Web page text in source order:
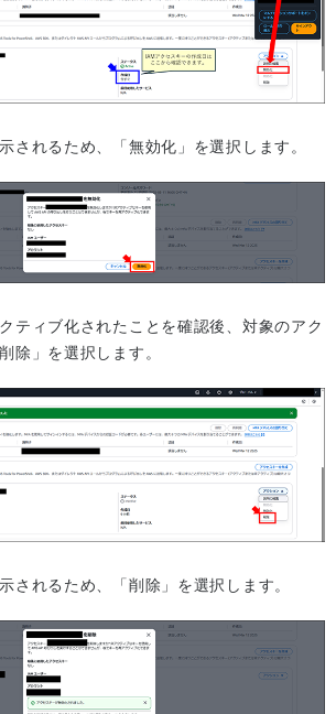
されるため、「無効化」を選択します。
ティブ化されたことを確認後、対象のアク
除」を選択します。
されるため、「削除」を選択します。